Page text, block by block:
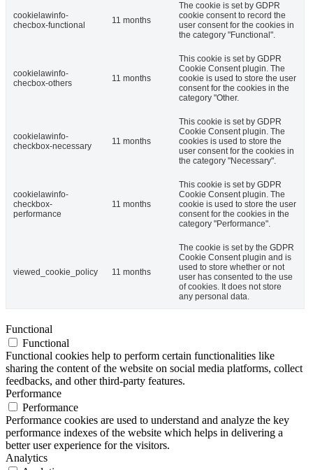
cookielawinfo-
checbox-functional
11 months
The cookie is set by GDPR
cookie consent to record the
user consent for the cookies in
the category "Functional".
cookielawinfo-
checbox-others
11 months
This cookie is set by GDPR
Cookie Consent plugin. The
cookie is used to store the user
consent for the cookies in the
category "Other.
cookielawinfo-
checkbox-necessary
11 months
This cookie is set by GDPR
Cookie Consent plugin. The
cookies is used to store the
user consent for the cookies in
the category "Necessary".
cookielawinfo-
checkbox-
performance
11 months
This cookie is set by GDPR
Cookie Consent plugin. The
cookie is used to store the user
consent for the cookies in the
category "Performance".
viewed_cookie_policy 11 months
The cookie is set by the GDPR
Cookie Consent plugin and is
used to store whether or not
user has consented to the use
of cookies. It does not store
any personal data.
Functional
Functional
Functional cookies help to perform certain functionalities like
sharing the content of the website on social media platforms, collect
feedbacks, and other third-party features.
Performance
Performance
Performance cookies are used to understand and analyze the key
performance indexes of the website which helps in delivering a
better user experience for the visitors.
Analytics